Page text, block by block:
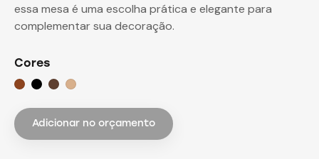
essa mesa é uma escolha prática e elegante para
complementar sua decoração.
Cores
Adicionar no orçamento